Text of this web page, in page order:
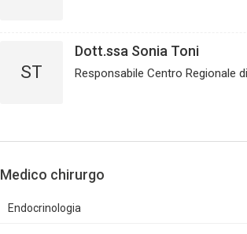
ST
Dott.ssa Sonia Toni
Responsabile Centro Regionale
Medico chirurgo
Endocrinologia